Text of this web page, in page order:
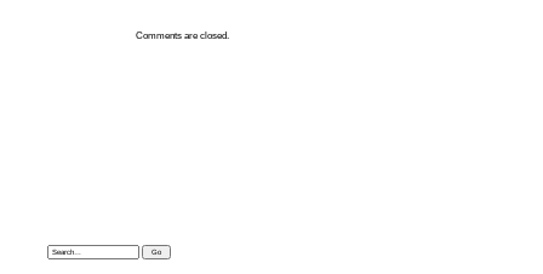
Comments are closed.
Search: